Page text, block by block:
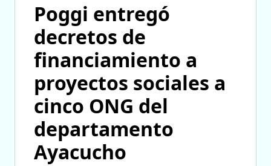
Poggi entregó
decretos de
financiamiento a
proyectos sociales a
cinco ONG del
departamento
Ayacucho